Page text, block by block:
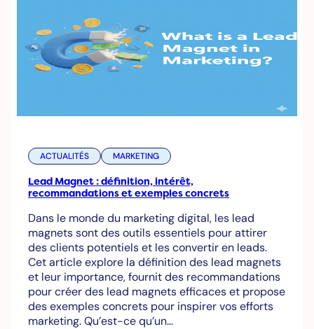
ACTUALITÉS MARKETING
Lead Magnet : définition, intérêt,
recommandations et exemples concrets
Dans le monde du marketing digital, les lead
magnets sont des outils essentiels pour attirer
des clients potentiels et les convertir en leads.
Cet article explore la définition des lead magnets
et leur importance, fournit des recommandations
pour créer des lead magnets efficaces et propose
des exemples concrets pour inspirer vos efforts
marketing. Qu’est-ce qu’un…